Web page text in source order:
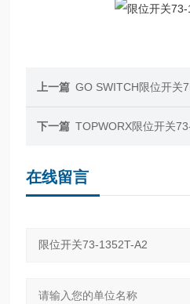
上一篇 GO SWITCH限位开关
下一篇 TOPWORX限位开关
在线留言